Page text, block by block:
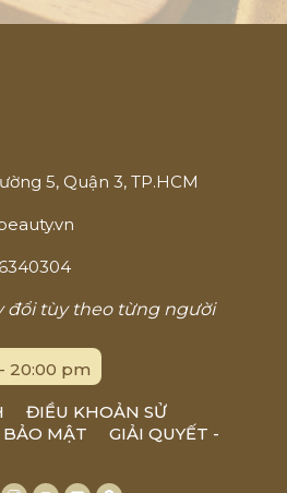
5, Quận 3, TP.HCM
đổi tùy theo từng người
20:00 pm
ĐIỀU KHOẢN SỬ
MẬT
GIẢI QUYẾT -